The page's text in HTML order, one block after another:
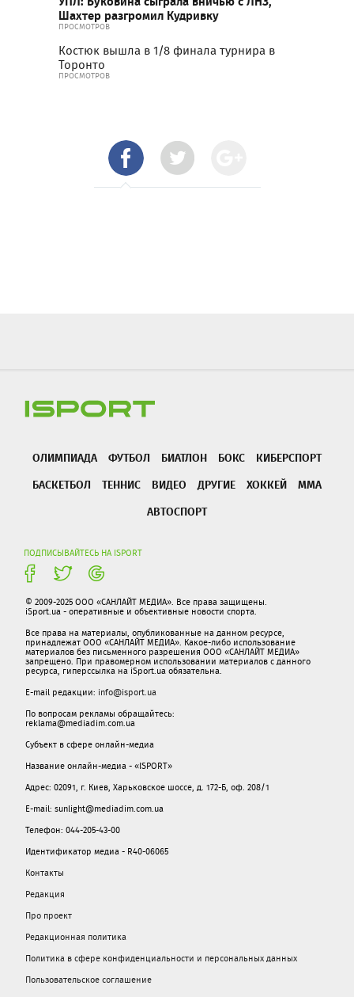
Шахтер разгромил Кудривку
ПРОСМОТРОВ
Костюк вышла в 1/8 финала турнира в
Торонто
ПРОСМОТРОВ
ОЛИМПИАДА ФУТБОЛ БИАТЛОН БОКС
КИБЕРСПОРТ
БАСКЕТБОЛ
ТЕННИС ВИДЕО ДРУГИЕ ХОККЕЙ
ММА
АВТОСПОРТ
ПОДПИСЫВАЙТЕСЬ НА ISPORT
© 2009-2025 ООО «САНЛАЙТ МЕДИА». Все права защищены.
iSport.ua - оперативные и объективные новости спорта.
Все права на материалы, опубликованные на данном ресурсе,
принадлежат ООО «САНЛАЙТ МЕДИА». Какое-либо использование
материалов без письменного разрешения ООО «САНЛАЙТ МЕДИА»
запрещено. При правомерном использовании материалов с данного
ресурса, гиперссылка на iSport.ua обязательна.
E-mail редакции: info@isport.ua
По вопросам рекламы обращайтесь:
reklama@mediadim.com.ua
Субъект в сфере онлайн-медиа
Название онлайн-медиа - «ISPORT»
Адрес: 02091, г. Киев, Харьковское шоссе, д. 172-Б, оф. 208/1
E-mail: sunlight@mediadim.com.ua
Телефон: 044-205-43-00
Идентификатор медиа - R40-06065
Контакты
Редакция
Про проект
Редакционная политика
Политика в сфере конфиденциальности и персональных данных
Пользовательское соглашение